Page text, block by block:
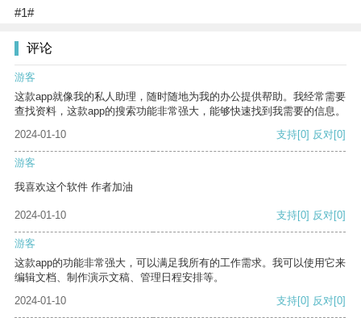
#1#
评论
游客
这款app就像我的私人助理，随时随地为我的办公提供帮助。我经常需要
查找资料，这款app的搜索功能非常强大，能够快速找到我需要的信息。
2024-01-10
支持[0] 反对[0]
游客
我喜欢这个软件 作者加油
2024-01-10 支持[0] 反对[0]
游客
这款app的功能非常强大，可以满足我所有的工作需求。我可以使用它来
编辑文档、制作演示文稿、管理日程安排等。
2024-01-10
支持[0] 反对[0]